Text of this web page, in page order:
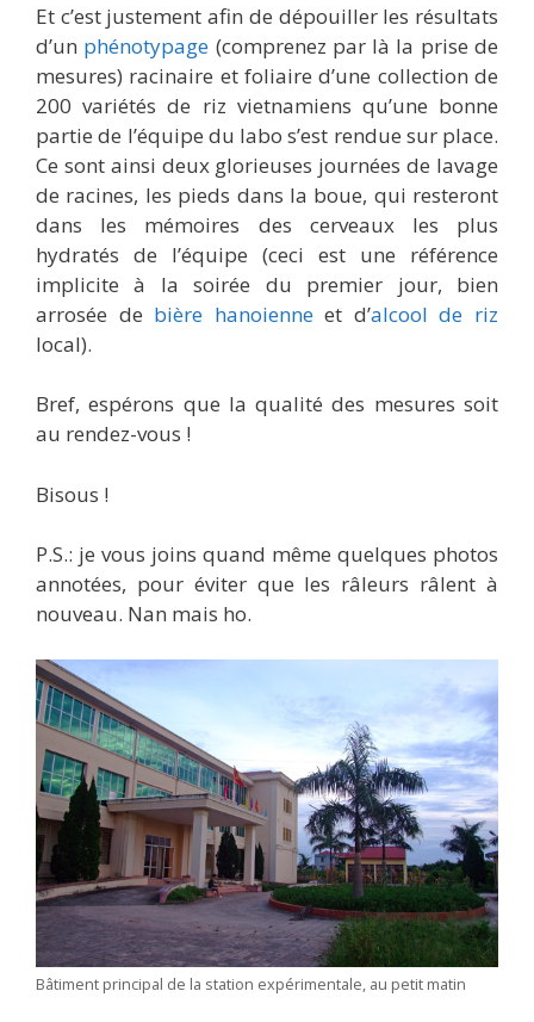
Et c’est justement afin de dépouiller les résultats
d’un phénotypage (comprenez par là la prise de
mesures) racinaire et foliaire d’une collection de
200 variétés de riz vietnamiens qu’une bonne
partie de l’équipe du labo s’est rendue sur place.
Ce sont ainsi deux glorieuses journées de lavage
de racines, les pieds dans la boue, qui resteront
dans les mémoires des cerveaux les plus
hydratés de l’équipe (ceci est une référence
implicite à la soirée du premier jour, bien
arrosée de bière hanoienneet d’alcool de riz
local).
Bref, espérons que la qualité des mesures soit
au rendez-vous !
Bisous !
P.S.: je vous joins quand même quelques photos
annotées, pour éviter que les râleurs râlent à
nouveau. Nan mais ho.
Bâtiment principal de la station expérimentale, au petit matin